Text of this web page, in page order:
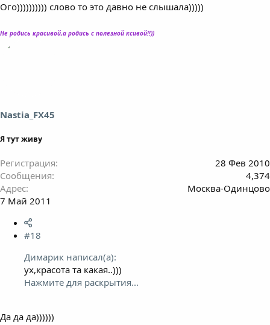
Ого)))))))))) слово то это давно не слышала)))))
Не родись красивой,а родись с полезной ксивой!!))
Nastia_FX45
Я тут живу
Регистрация
28 Фев 2010
Сообщения
4,374
Адрес
Москва-Одинцово
7 Май 2011
#18
Димарик написал(а):
ух,красота та какая..)))
Нажмите для раскрытия...
Да да да))))))